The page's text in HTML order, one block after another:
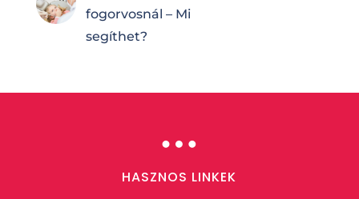
fogorvosnál – Mi
segíthet?
…
HASZNOS LINKEK